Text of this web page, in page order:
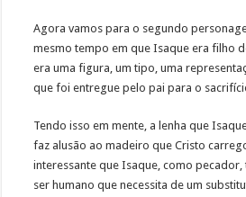
Agora vamos para o segundo
mesmo tempo em que Isaque era filho
era uma figura, um tipo, uma
que foi entregue pelo pai para o
Tendo isso em mente, a lenha que
faz alusão ao madeiro que Cristo
interessante que Isaque, como
ser humano que necessita de um